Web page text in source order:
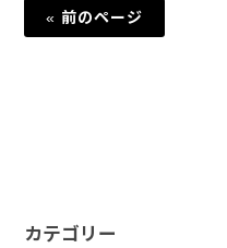
« 前のページ
カテゴリー